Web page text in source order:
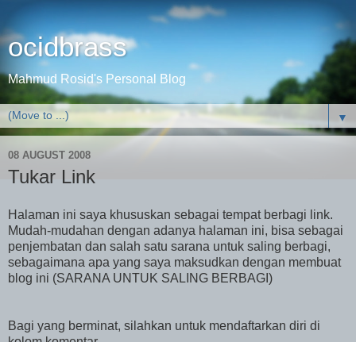
ocidbrass
Mahmud Rosid's Personal Blog
▼
08 AUGUST 2008
Tukar Link
Halaman ini saya khususkan sebagai tempat berbagi link.
Mudah-mudahan dengan adanya halaman ini, bisa sebagai
penjembatan dan salah satu sarana untuk saling berbagi,
sebagaimana apa yang saya maksudkan dengan membuat
blog ini (SARANA UNTUK SALING BERBAGI)
Bagi yang berminat, silahkan untuk mendaftarkan diri di